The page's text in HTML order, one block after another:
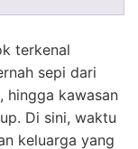
terkenal
sepi dari
hingga kawasan
Di sini, waktu
keluarga yang